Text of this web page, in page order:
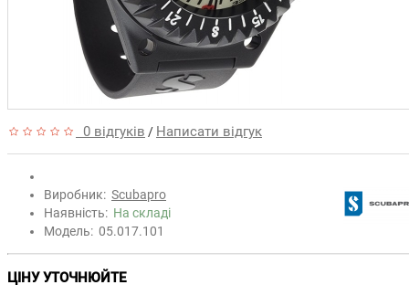
0 відгуків / Написати відгук
Виробник: Scubapro
Наявність: На складі
Модель: 05.017.101
ЦІНУ УТОЧНЮЙТЕ